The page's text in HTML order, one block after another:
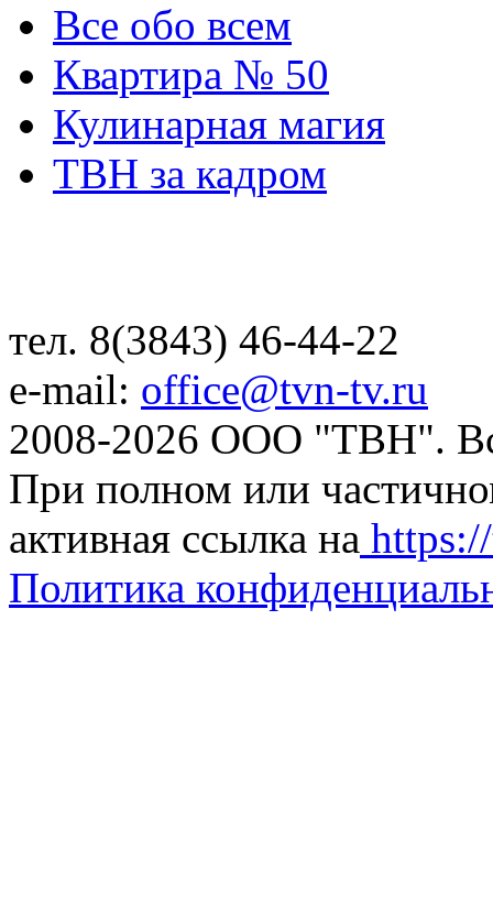
Все обо всем
Квартира № 50
Кулинарная магия
ТВН за кадром
тел. 8(3843) 46-44-22
e-mail: office@tvn-tv.ru
2008-2026 ООО "ТВН".
При полном или
активная ссылка на
Политика